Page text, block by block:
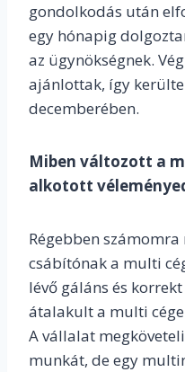
gondolkodás után
egy hónapig
az ügynökségnek.
ajánlottak, így
decemberében.
Miben változott a
alkotott
Régebben
csábítónak a multi
lévő gáláns és
átalakult a multi
A vállalat
munkát, de egy